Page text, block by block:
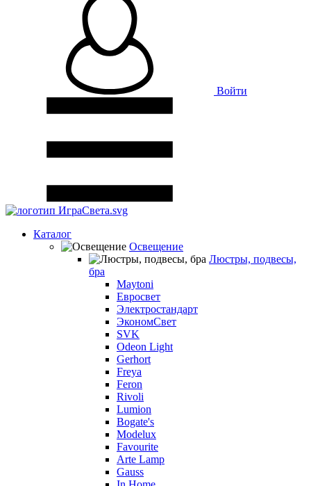
Войти
Каталог
Освещение
Люстры, подвесы,
бра
Maytoni
Евросвет
Электростандарт
ЭкономСвет
SVK
Odeon Light
Gerhort
Freya
Feron
Rivoli
Lumion
Bogate's
Modelux
Favourite
Arte Lamp
Gauss